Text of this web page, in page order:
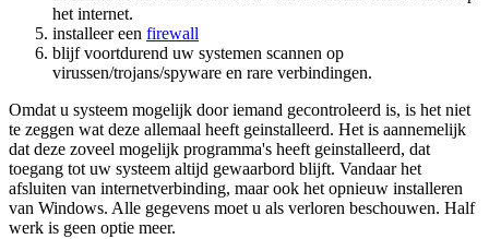
het internet.
installeer een firewall
blijf voortdurend uw systemen scannen op
virussen/trojans/spyware en rare verbindingen.
Omdat u systeem mogelijk door iemand gecontroleerd is, is het niet
te zeggen wat deze allemaal heeft geinstalleerd. Het is aannemelijk
dat deze zoveel mogelijk programma's heeft geinstalleerd, dat
toegang tot uw systeem altijd gewaarbord blijft. Vandaar het
afsluiten van internetverbinding, maar ook het opnieuw installeren
van Windows. Alle gegevens moet u als verloren beschouwen. Half
werk is geen optie meer.